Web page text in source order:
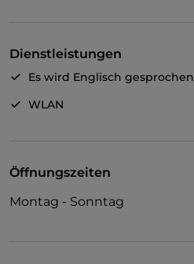
Dienstleistungen
Es wird Englisch gesprochen
WLAN
Öffnungszeiten
Montag - Sonntag